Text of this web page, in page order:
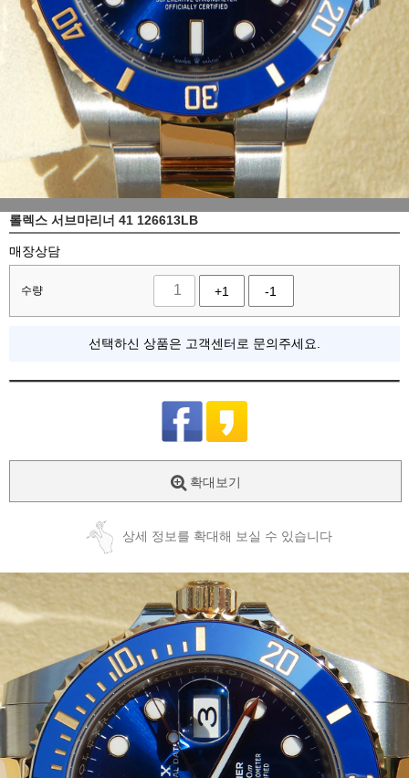
롤렉스 서브마리너 41 126613LB
매장상담
수량 +1 -1
선택하신 상품은 고객센터로 문의주세요.
확대보기
상세 정보를 확대해 보실 수 있습니다